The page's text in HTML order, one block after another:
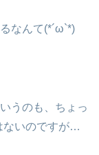
なんて(*´ω`*)
うのも、ちょっ
ないのですが…